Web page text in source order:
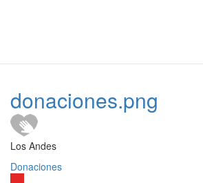
donaciones.png
Los Andes
Donaciones